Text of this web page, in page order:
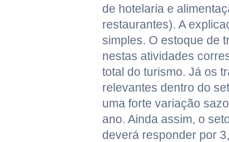
de hotelaria e
restaurantes). A
simples. O estoque de
nestas atividades
total do turismo. Já os
relevantes dentro do
uma forte variação
ano. Ainda assim, o
deverá responder por